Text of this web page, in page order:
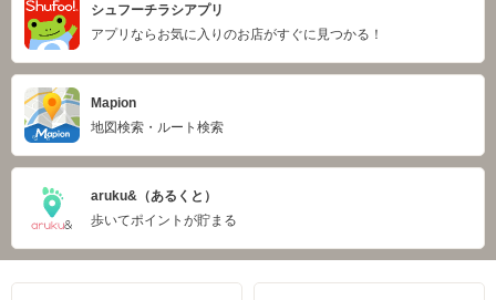
シュフーチラシアプリ
アプリならお気に入りのお店がすぐに見つかる！
Mapion
地図検索・ルート検索
aruku&（あるくと）
歩いてポイントが貯まる